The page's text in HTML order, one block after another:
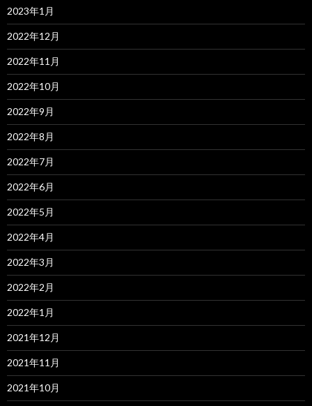
2023年1月
2022年12月
2022年11月
2022年10月
2022年9月
2022年8月
2022年7月
2022年6月
2022年5月
2022年4月
2022年3月
2022年2月
2022年1月
2021年12月
2021年11月
2021年10月